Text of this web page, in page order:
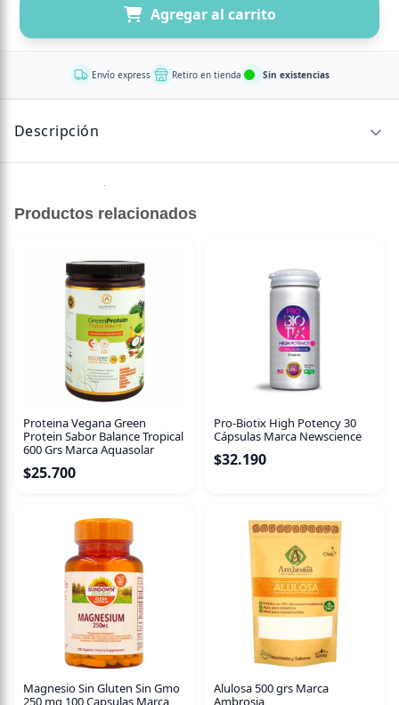
Agregar al carrito
Envío express Retiro en tienda Sin existencias
Descripción
Sin descripción disponible.
Productos relacionados
Proteina Vegana Green
Protein Sabor Balance Tropical
600 Grs Marca Aquasolar
$25.700
Pro-Biotix High Potency 30
Cápsulas Marca Newscience
$32.190
Magnesio Sin Gluten Sin Gmo
250 mg 100 Capsulas Marca
Alulosa 500 grs Marca
Ambrosia